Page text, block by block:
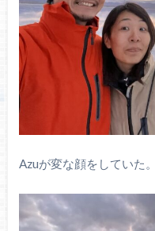
Azuが変な顔をしていた。